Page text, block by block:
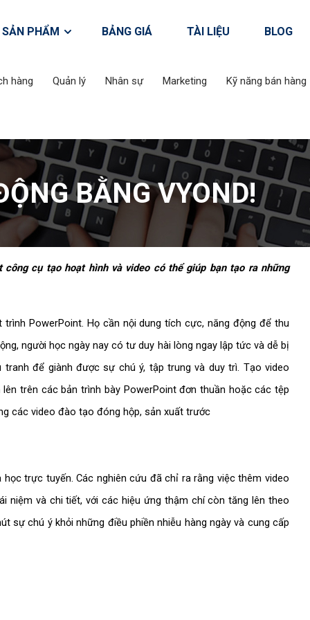
SẢN PHẨM BẢNG GIÁ TÀI LIỆU BLOG
hàng Quản lý Nhân sự Marketing Kỹ năng bán hàng
BẰNG VYOND!
cụ tạo hoạt hình và video có thể giúp bạn tạo ra những
PowerPoint. Họ cần nội dung tích cực, năng động để thu
người học ngày nay có tư duy hài lòng ngay lập tức và dễ bị
để giành được sự chú ý, tập trung và duy trì. Tạo video
trên các bản trình bày PowerPoint đơn thuần hoặc các tệp
các video đào tạo đóng hộp, sản xuất trước
trực tuyến. Các nghiên cứu đã chỉ ra rằng việc thêm video
niệm và chi tiết, với các hiệu ứng thậm chí còn tăng lên theo
sự chú ý khỏi những điều phiền nhiễu hàng ngày và cung cấp
động đào tạo và nâng cao hiệu quả đào tạo.